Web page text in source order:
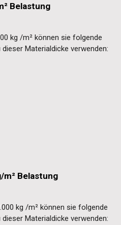
Belastung
kg /m² können sie folgende
Materialdicke verwenden:
Belastung
kg /m² können sie folgende
Materialdicke verwenden: